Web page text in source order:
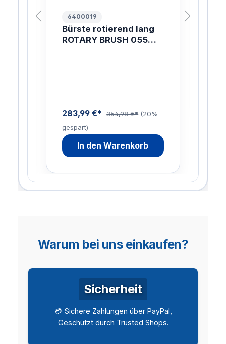
6400019
Bürste rotierend lang
ROTARY BRUSH 055
283,99 €* 354,98 €* (20%
gespart)
In den Warenkorb
Warum bei uns einkaufen?
Sicherheit
💳 Sichere Zahlungen über PayPal,
Geschützt durch Trusted Shops.